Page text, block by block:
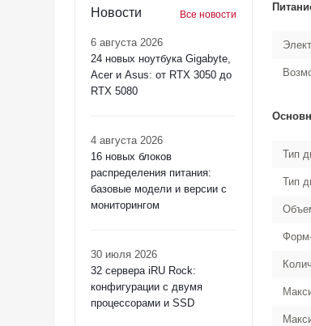
Новости Все новости
6 августа 2026
24 новых ноутбука Gigabyte,
Acer и Asus: от RTX 3050 до
RTX 5080
4 августа 2026
16 новых блоков
распределения питания:
базовые модели и версии с
мониторингом
30 июля 2026
32 сервера iRU Rock:
конфигурации с двумя
процессорами и SSD
Тип
Тип